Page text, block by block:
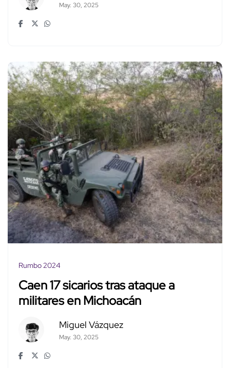
May. 30, 2025
Rumbo 2024
Caen 17 sicarios tras ataque a
militares en Michoacán
Miguel Vázquez
May. 30, 2025